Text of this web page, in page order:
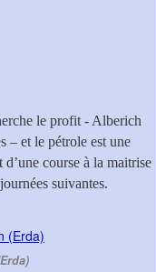
le profit - Alberich
– et le pétrole est une
course à la maitrise
suivantes.